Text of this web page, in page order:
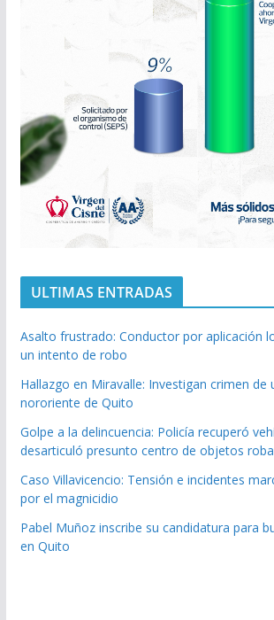
ULTIMAS ENTRADAS
Asalto frustrado: Conductor por aplicación
un intento de robo
Hallazgo en Miravalle: Investigan crimen de
nororiente de Quito
Golpe a la delincuencia: Policía recuperó
desarticuló presunto centro de objetos
Caso Villavicencio: Tensión e incidentes
por el magnicidio
Pabel Muñoz inscribe su candidatura para
en Quito